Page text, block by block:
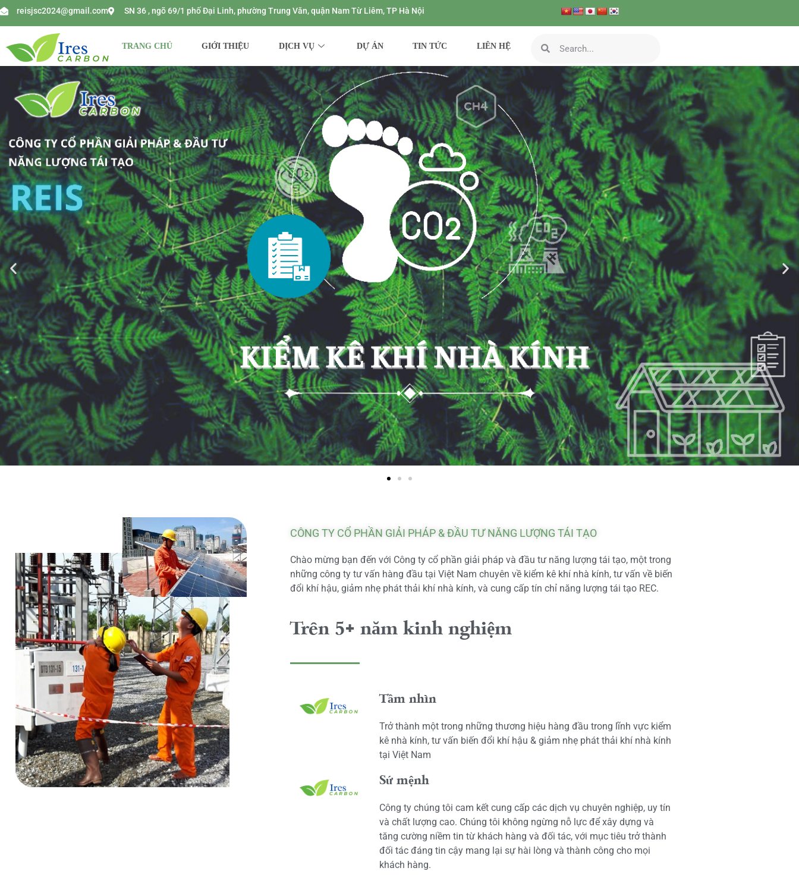
reisjsc2024@gmail.com SN 36 , ngõ 69/1 phố Đại Linh, phường Trung Văn, quận Nam Từ Liêm, TP Hà Nội
TRANG CHỦ GIỚI THIỆU DỊCH VỤ DỰ ÁN TIN TỨC LIÊN HỆ
CÔNG TY CỔ PHẦN GIẢI PHÁP & ĐẦU TƯ NĂNG LƯỢNG TÁI TẠO
Chào mừng bạn đến với Công ty cổ phần giải pháp và đầu tư năng lượng tái tạo, một trong
những công ty tư vấn hàng đầu tại Việt Nam chuyên về kiểm kê khí nhà kính, tư vấn về biến
đổi khí hậu, giảm nhẹ phát thải khí nhà kính, và cung cấp tín chỉ năng lượng tái tạo REC.
Trên 5+ năm kinh nghiệm
Tầm nhìn
Trở thành một trong những thương hiệu hàng đầu trong lĩnh vực kiểm
kê nhà kính, tư vấn biến đổi khí hậu & giảm nhẹ phát thải khí nhà kính
tại Việt Nam
Sứ mệnh
Công ty chúng tôi cam kết cung cấp các dịch vụ chuyên nghiệp, uy tín
và chất lượng cao. Chúng tôi không ngừng nỗ lực để xây dựng và
tăng cường niềm tin từ khách hàng và đối tác, với mục tiêu trở thành
đối tác đáng tin cậy mang lại sự hài lòng và thành công cho mọi
khách hàng.